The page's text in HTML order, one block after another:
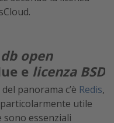
open
e licenza BSD
panorama c’è Redis,
particolarmente utile
sono essenziali